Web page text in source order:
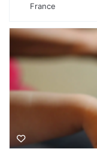
France